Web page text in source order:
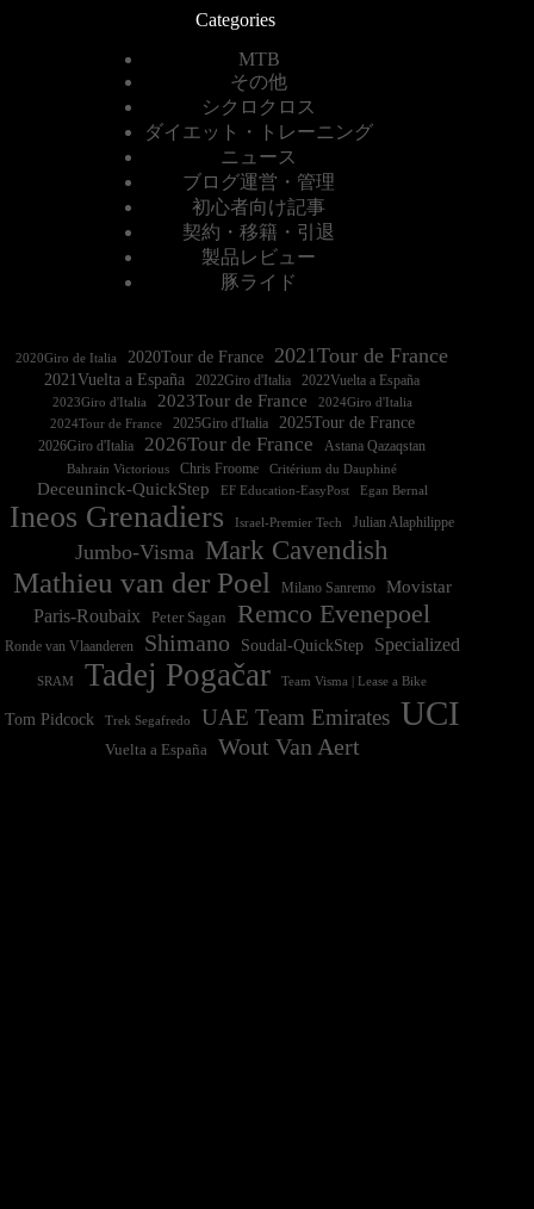
Categories
MTB
その他
シクロクロス
ダイエット・トレーニング
ニュース
ブログ運営・管理
初心者向け記事
契約・移籍・引退
製品レビュー
豚ライド
2020Giro de Italia 2020Tour de France 2021Tour de France
2021Vuelta a España 2022Vuelta a España
2023Giro d'Italia 2023Tour de France
2024Tour de France
2025Giro d'Italia 2025Tour de France
2026Giro d'Italia 2026Tour de France Astana Qazaqstan
Bahrain Victorious Chris Froome Critérium du Dauphiné
Deceuninck-QuickStep EF Education-EasyPost Egan Bernal
Ineos Grenadiers Israel-Premier Tech Julian Alaphilippe
Jumbo-Visma Mark Cavendish
Mathieu van der Poel Milano Sanremo
Movistar
Paris-Roubaix
Peter Sagan Remco Evenepoel
Ronde van Vlaanderen Shimano Soudal-QuickStep Specialized
SRAM Tadej Pogačar Team Visma | Lease a Bike
Tom Pidcock Trek Segafredo UAE Team Emirates UCI
Vuelta a España Wout Van Aert